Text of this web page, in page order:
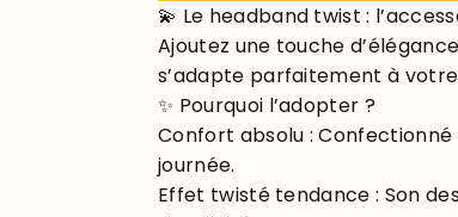
💫 Le headband twist :
Ajoutez une touche
s’adapte parfaitement à
✨ Pourquoi l’adopter ?
Confort absolu :
journée.
Effet twisté tendance : Son